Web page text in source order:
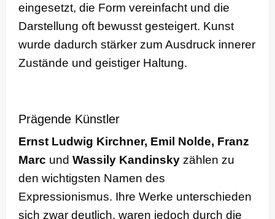
eingesetzt, die Form vereinfacht und die
Darstellung oft bewusst gesteigert. Kunst
wurde dadurch stärker zum Ausdruck innerer
Zustände und geistiger Haltung.
Prägende Künstler
Ernst Ludwig Kirchner, Emil Nolde, Franz
Marc und Wassily Kandinsky zählen zu
den wichtigsten Namen des
Expressionismus. Ihre Werke unterschieden
sich zwar deutlich, waren jedoch durch die